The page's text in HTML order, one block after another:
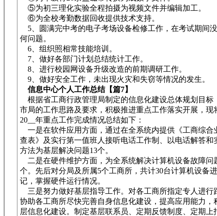
⑤为初三理化实验全程拍摄为视频文件并编辑加工。
⑥为全校考勤数据回收提供技术支持。
5、圆满完中考的电子考场设备检修工作，在考试期间
何问题。
6、组织照相常技能培训。
7、做好各部门计划总结统计工作。
8、进行校园网设备升级改造的前期调研工作。
9、做好安全工作，未出现火灾和失窃等情况的发生。
信息中心个人工作总结【篇7】
根据省工商行政管理局制定的信息化建设总体规划目标
市局的工作思路及要求，积极推进重点工作落实开展，现
20__年重点工作完成情况总结如下：
一是在软件应用方面，通过在全系统内提供《工商综合
查表》及实行第一值班人接听电话工作制、以电话解答和
方法为基层解决问题13个。
二是在硬件维护方面，为全系统解决计算机设备故障问
个。先后对分局及所属5个工商所，共计30台计算机设备
记，掌握硬件运行情况。
三是努力做好基层指导工作。对各工商所指定专人进行
协助各工商所尽快完善自身信息化建设，提高应用能力，
层信息化建设。制定基层联系员、定期反馈制度、定期上